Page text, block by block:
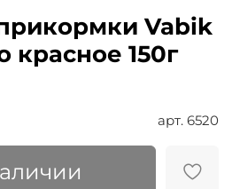
арт. 6520
Vabik
красное 150г